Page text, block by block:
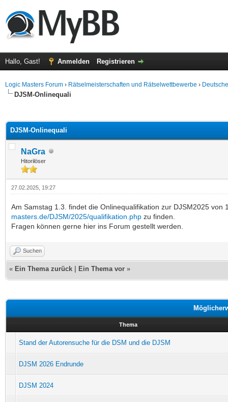
Hallo, Gast! Anmelden Registrieren
Logic Masters Forum › Rätselmeisterschaften und Rätselwettbewerbe ›
DJSM-Onlinequali
DJSM-Onlinequali
NaGra
Hitorilöser
27.02.2025, 19:27
Am Samstag 1.3. findet die Onlinequalifikation zur DJSM2025
masters.de/DJSM/2025/qualifikation.php zu finden.
Fragen können gerne hier ins Forum gestellt werden.
Suchen
« Ein Thema zurück Ein Thema vor »
Thema
Stand der Autorensuche für die DSM und die DJSM
DJSM 2026 Endrunde
DJSM 2024